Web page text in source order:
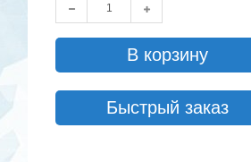
В корзину
Быстрый заказ